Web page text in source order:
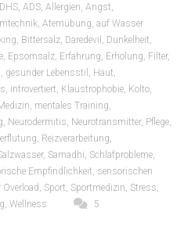
,ADS ,Allergien ,Angst
,Atemübung ,auf Wasser
Bittersalz Daredevil Dunkelheit
Epsomsalz Erfahrung Erholung Filter,
gesunder Lebensstil Haut
introvertiert Klaustrophobie Kolto
mentales Training
Neurodermitis Neurotransmitter, Pflege
Reizverarbeitung
, Samadhi Schlafprobleme
Empfindlichkeit sensorischen
Sport Sportmedizin Stress
,Wellness
5